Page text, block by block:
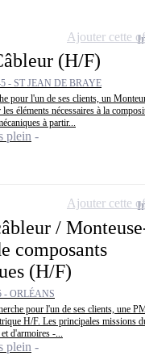
(H/F)
- ST JEAN DE BRAYE
pour l'un de ses clients, un
éléments nécessaires à la
à partir...
plein
Ajouter cette
/
composants
(H/F)
- ORLÉANS
pour l'un de ses clients, une
H/F. Les principales missions
d'armoires -...
plein
Ajouter cette